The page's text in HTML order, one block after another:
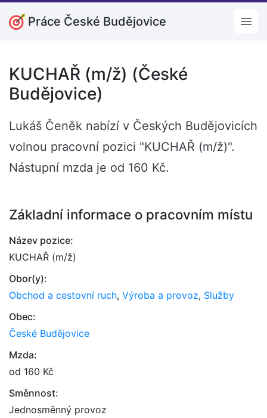
Práce České Budějovice
KUCHAŘ (m/ž) (České
Budějovice)
Lukáš Čeněk nabízí v Českých Budějovicích
volnou pracovní pozici "KUCHAŘ (m/ž)".
Nástupní mzda je od 160 Kč.
Základní informace o pracovním místu
Název pozice:
KUCHAŘ (m/ž)
Obor(y):
Obchod a cestovní ruch, Výroba a provoz, Služby
Obec:
České Budějovice
Mzda:
od 160 Kč
Směnnost:
Jednosměnný provoz